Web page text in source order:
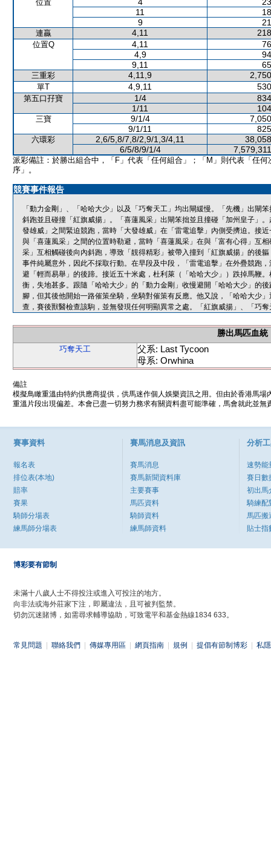
位置
11
9
連贏 4,11
位置Q 4,11
4,9
9,11
三重彩 4,11,9
單T 4,9,11
第五口孖寶 1/4
1/11
三寶 9/1/4
9/1/11
六環彩 2,6/5,8/7,8/2,9/1,3/4,11
6/5/8/9/1/4
派彩備註：於勝出組合中，「F」代表「任何組合」；「M」則代表「任何
序」。
競賽事件報告
「動力金剛」、「哈哈大少」以及「巧奪天工」均出閘緩慢。「先機」出閘
斜跑並且碰撞「紅旗威揚」。「喜蓮風采」出閘笨拙並且撞碰「加州皇子」
發雄威」之間緊迫競跑，當時「大發雄威」在「雷電追擊」內側受擠迫。接
與「喜蓮風采」之間的位置時勒避，當時「喜蓮風采」在與「富有心得」互
采」互相觸碰後向內斜跑，導致「靚得精彩」被帶入撞到「紅旗威揚」的後
事件純屬意外，因此不採取行動。在早段及中段，「雷電追擊」在外疊競跑
避「輕而易舉」的後蹄。接近五十米處，杜利萊（「哈哈大少」）跌掉馬鞭
衡，失地甚多。跟隨「哈哈大少」的「動力金剛」收慢避開「哈哈大少」的
腳，但其後他開始一路催策坐騎，坐騎對催策有反應。他又說，「哈哈大少
查，賽後獸醫檢查該駒，並無發現任何明顯異常之處。「紅旗威揚」、「巧
勝出馬匹血統
巧奪天工
父系: Last Tycoon
母系: Orwhina
備註
模擬鳥瞰重溫由特約供應商提供，供馬迷作個人娛樂資訊之用。但由於香港馬
重溫片段出現偏差。本會已盡一切努力務求有關資料盡可能準確，馬會就此並
賽事資料
報名表
排位表(本地)
賠率
賽果
騎師分場表
練馬師分場表
賽馬消息及資訊
賽馬消息
賽馬新聞資料庫
主要賽事
馬匹資料
騎師資料
練馬師資料
分析
速勢能
賽日數
初出馬
騎練配
馬匹搬
貼士指
博彩要有節制
未滿十八歲人士不得投注或進入可投注的地方。
向非法或海外莊家下注，即屬違法，且可被判監禁。
切勿沉迷賭博，如需尋求輔導協助，可致電平和基金熱線1834 633。
常見問題 聯絡我們 傳媒專用區 網頁指南 規例 提倡有節制博彩 私